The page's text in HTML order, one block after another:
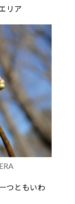
リア
つともいわ